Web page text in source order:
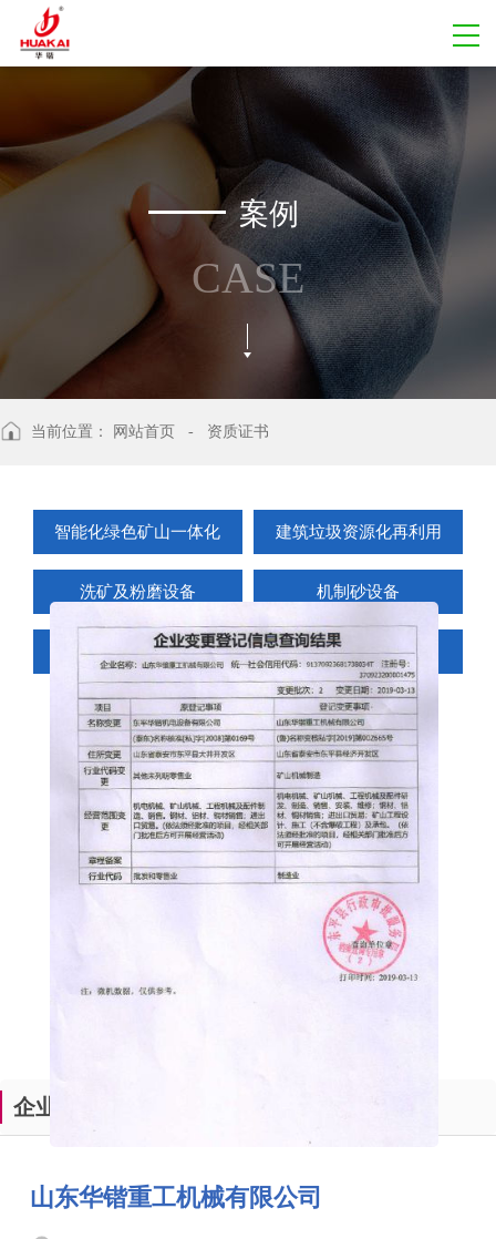
案例
CASE
当前位置： 网站首页 - 资质证书
智能化绿色矿山一体化 建筑垃圾资源化再利用
洗矿及粉磨设备 机制砂设备
移动破碎站 发货现场
企业变更登记
山东华锴重工机械有限公司